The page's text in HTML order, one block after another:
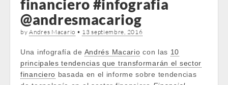
financiero #infografia
@andresmacariog
byAndres Macario • 13 septiembre, 2016
Una infografía de Andrés Macario con las 10
principales tendencias que transformarán el sector
financiero basada en el informe sobre tendencias